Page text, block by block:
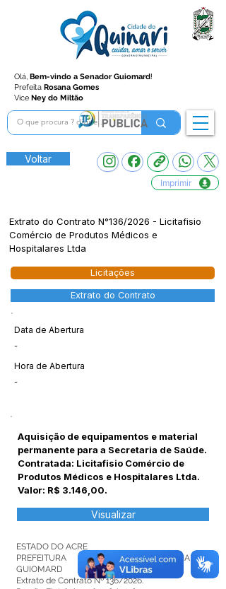
Olá, Bem-vindo a Senador Guiomard!
Prefeita Rosana Gomes
Vice Ney do Miltão
Voltar
Imprimir
Extrato do Contrato N°136/2026 - Licitafisio
Comércio de Produtos Médicos e
Hospitalares Ltda
Licitações
Extrato do Contrato
Data de Abertura
-
Hora de Abertura
-
Aquisição de equipamentos e material
permanente para a Secretaria de Saúde.
Contratada: Licitafisio Comércio de
Produtos Médicos e Hospitalares Ltda.
Valor: R$ 3.146,00.
Visualizar
ESTADO DO ACRE
PREFEITURA MUNICIPAL DE SENADOR
GUIOMARD
Extrato de Contrato Nº 136/2026.